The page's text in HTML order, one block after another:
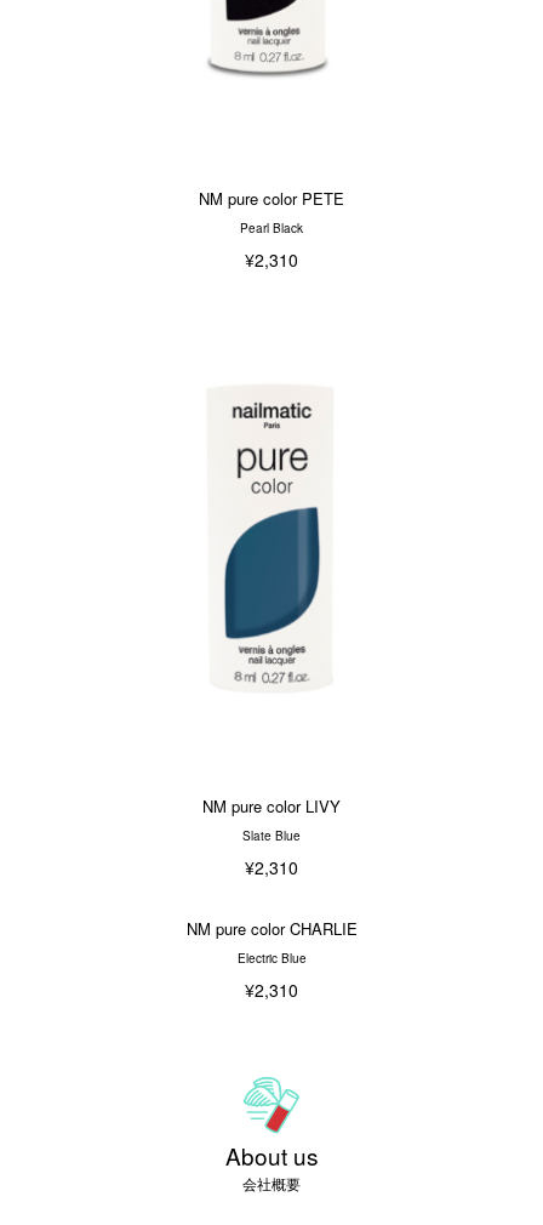
NM pure color PETE
Pearl Black
¥2,310
NM pure color LIVY
Slate Blue
¥2,310
NM pure color CHARLIE
Electric Blue
¥2,310
About us
会社概要